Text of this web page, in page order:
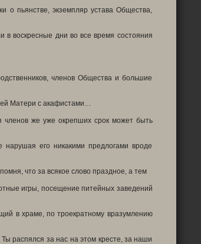
о пьянстве, экземпляр устава Общества,
в воскресные дни во все время состояния
членов Общества и большие
Матери с акафистами…
членов же уже окрепших срок может быть
его никакими предлогами вроде
что за всякое слово праздное, а тем
игры, посещение питейных заведений
в храме, по троекратному вразумлению
распялся за нас на этом кресте, за наши